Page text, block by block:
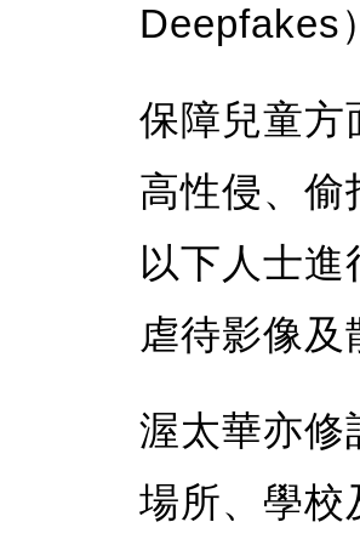
Deepfakes
保障兒童方
高性侵、偷
以下人士
虐待影像
渥太華亦修
場所、學校